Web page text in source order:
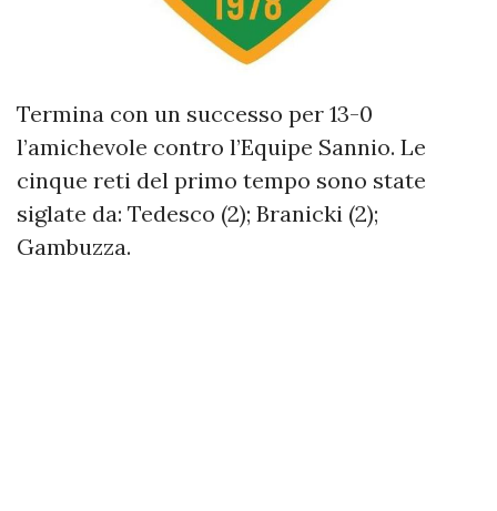
Termina con un successo per 13-0
l’amichevole contro l’Equipe Sannio. Le
cinque reti del primo tempo sono state
siglate da: Tedesco (2); Branicki (2);
Gambuzza.